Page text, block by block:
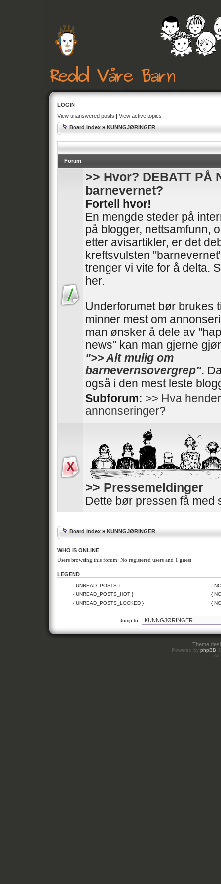
LOGIN
View unanswered posts | View active topics
Board index » KUNNGJØRINGER
Forum
>> Hvor? DEBATT PÅ
barnevernet?
Fortell hvor!
En mengde steder på
på blogger, nettsamfunn,
etter avisartikler, er det
kreftsvulsten
trenger vi vite for å delta.
her.
Underforumet bør brukes
minner mest om
man ønsker å dele av
news" kan man gjerne
">> Alt mulig om
barnevernsovergrep".
også i den mest leste
Subforum: >> Hva
annonseringer?
>> Pressemeldinger
Dette bør pressen få med
Board index » KUNNGJØRINGER
WHO IS ONLINE
Users browsing this forum: No registered users and 1 guest
LEGEND
{ UNREAD_POSTS }
{
{ UNREAD_POSTS_HOT }
{
{ UNREAD_POSTS_LOCKED }
{
Jump to:
Theme
Powered by phpBB
All